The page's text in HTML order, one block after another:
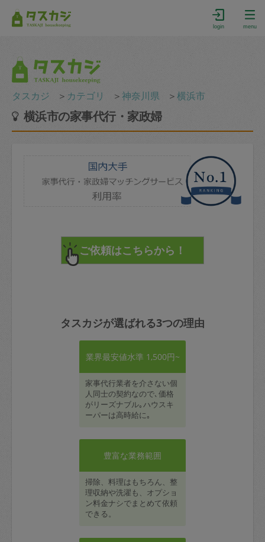
login menu
タスカジ ＞ カテゴリ ＞神奈川県 ＞横浜市
横浜市の家事代行・家政婦
タスカジが選ばれる3つの理由
業界最安値水準 1,500円~
家事代行業者を介さない個
人同士の契約なので､価格
がリーズナブル｡ハウスキ
ーパーは高時給に｡
豊富な業務範囲
掃除、料理はもちろん、整
理収納や洗濯も、オプショ
ン料金ナシでまとめて依頼
できる。